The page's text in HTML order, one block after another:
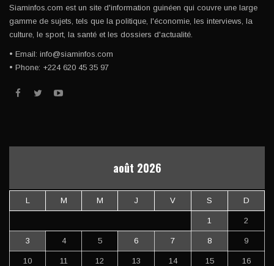
Siaminfos.com est un site d'information guinéen qui couvre une large
gamme de sujets, tels que la politique, l'économie, les interviews, la
culture, le sport, la santé et les dossiers d'actualité.
• Email: info@siaminfos.com
• Phone: +224 620 45 35 97
août 2026
L M M J V S D
1 2
3 4 5 6 7 8 9
10 11 12 13 14 15 16